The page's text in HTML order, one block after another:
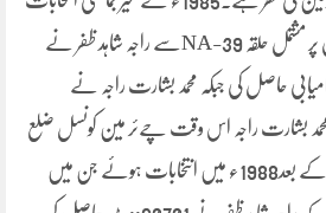
میں راولپنڈی شہر اور کلرسیداں پر مشتمل حلقہ NA-39سے راجہ شاہد ظفر نے
حاصل کی جبکہ محمد بشارت راجہ نے
محمد بشارت راجہ اس وقت چےئر مین کونسل ضلع
راولپنڈی بھی تھے ۔1985ء کے بعد1988ء میں انتخابات ہوئے جن میں